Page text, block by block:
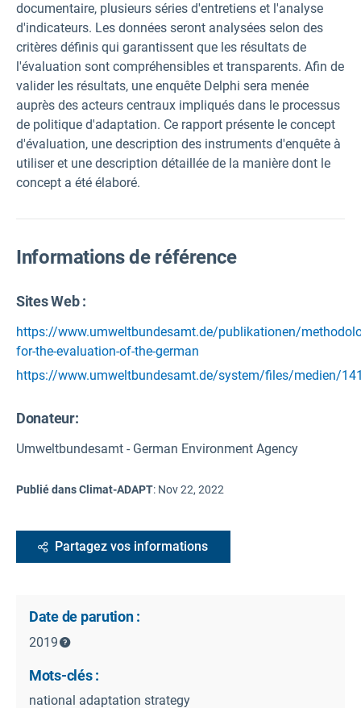
documentaire, plusieurs séries d'entretiens et l'analyse
d'indicateurs. Les données seront analysées selon des
critères définis qui garantissent que les résultats de
l'évaluation sont compréhensibles et transparents. Afin de
valider les résultats, une enquête Delphi sera menée
auprès des acteurs centraux impliqués dans le processus
de politique d'adaptation. Ce rapport présente le concept
d'évaluation, une description des instruments d'enquête à
utiliser et une description détaillée de la manière dont le
concept a été élaboré.
Informations de référence
Sites Web :
https://www.umweltbundesamt.de/publikationen/
for-the-evaluation-of-the-german
https://www.umweltbundesamt.de/system/files/medien/
Donateur:
Umweltbundesamt - German Environment Agency
Publié dans Climat-ADAPT: Nov 22, 2022
Partagez vos informations
Date de parution :
2019
Mots-clés :
national adaptation strategy